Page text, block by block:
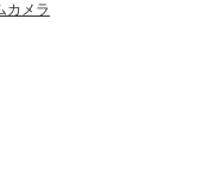
カメラ